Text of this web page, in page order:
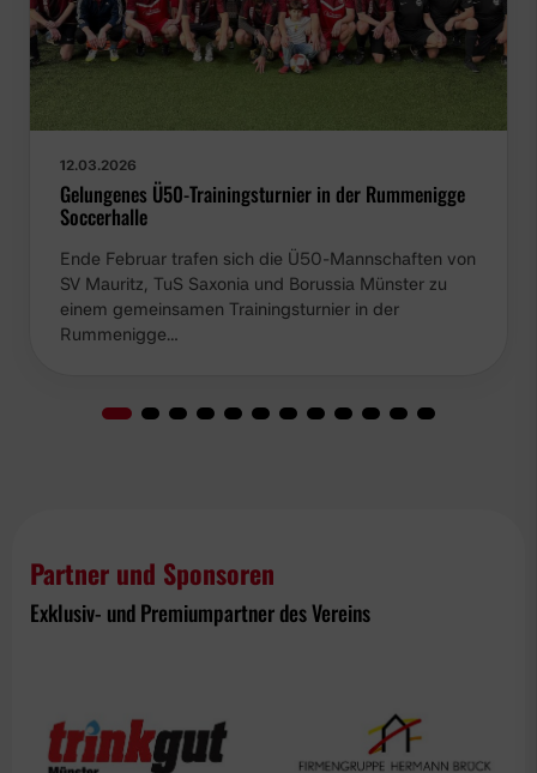
12.03.2026
Gelungenes Ü50-Trainingsturnier in der Rummenigge
Soccerhalle
Ende Februar trafen sich die Ü50-Mannschaften von
SV Mauritz, TuS Saxonia und Borussia Münster zu
einem gemeinsamen Trainingsturnier in der
Rummenigge…
Partner und Sponsoren
Exklusiv- und Premiumpartner des Vereins